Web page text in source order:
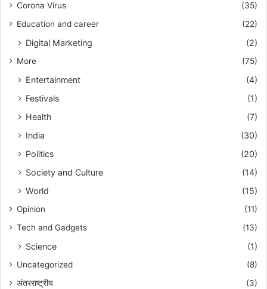
Corona Virus
(35)
Education and career
(22)
Digital Marketing (2)
More (75)
Entertainment
(4)
Festivals
(1)
Health
(7)
India
(30)
Politics
(20)
Society and Culture
(14)
World
(15)
Opinion
(11)
Tech and Gadgets
(13)
Science (1)
Uncategorized
(8)
अंतरराष्ट्रीय
(3)